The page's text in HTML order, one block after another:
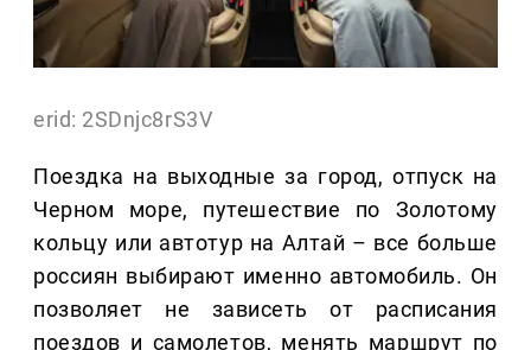
erid: 2SDnjc8rS3V
Поездка на выходные за город, отпуск на
Черном море, путешествие по Золотому
кольцу или автотур на Алтай – все больше
россиян выбирают именно автомобиль. Он
позволяет не зависеть от расписания
поездов и самолетов, менять маршрут по